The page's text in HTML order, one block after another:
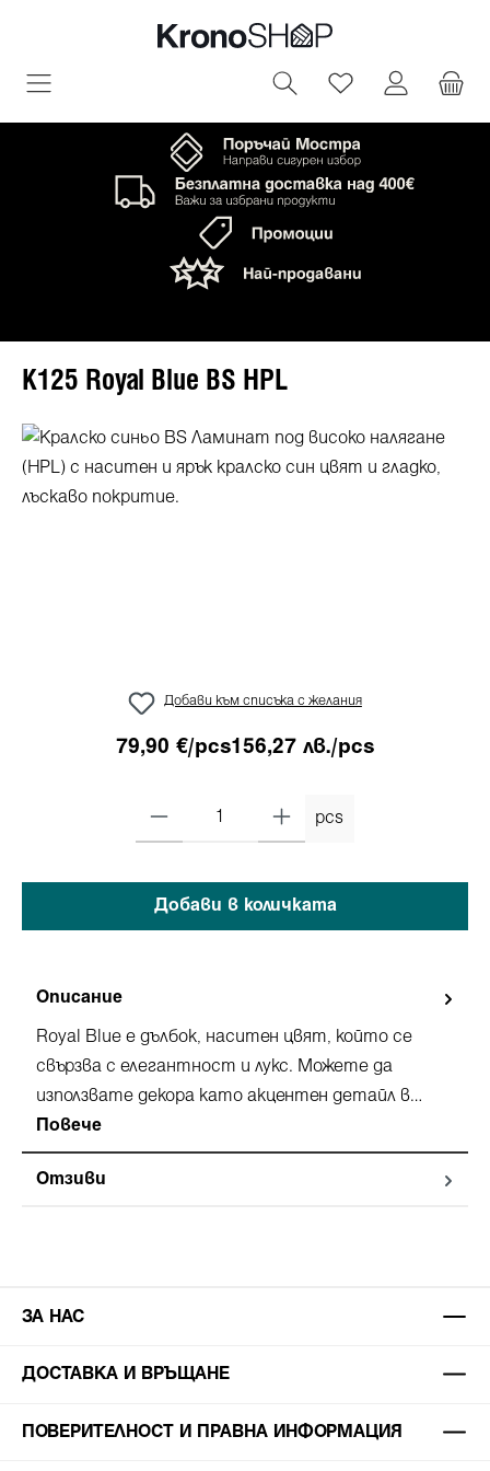
съдържание
Имате 0
K125 Royal Blue BS HPL
Пропуснете галерия с изображения
Добави към списъка с желания
79,90 €/pcs156,27 лв./pcs
pcs
Добави в количката
Описание
Royal Blue е дълбок, наситен цвят, който се
свързва с елегантност и лукс. Можете да
използвате декора като акцентен детайл в…
Повече
Отзиви
ЗА НАС
ДОСТАВКА И ВРЪЩАНЕ
ПОВЕРИТЕЛНОСТ И ПРАВНА ИНФОРМАЦИЯ